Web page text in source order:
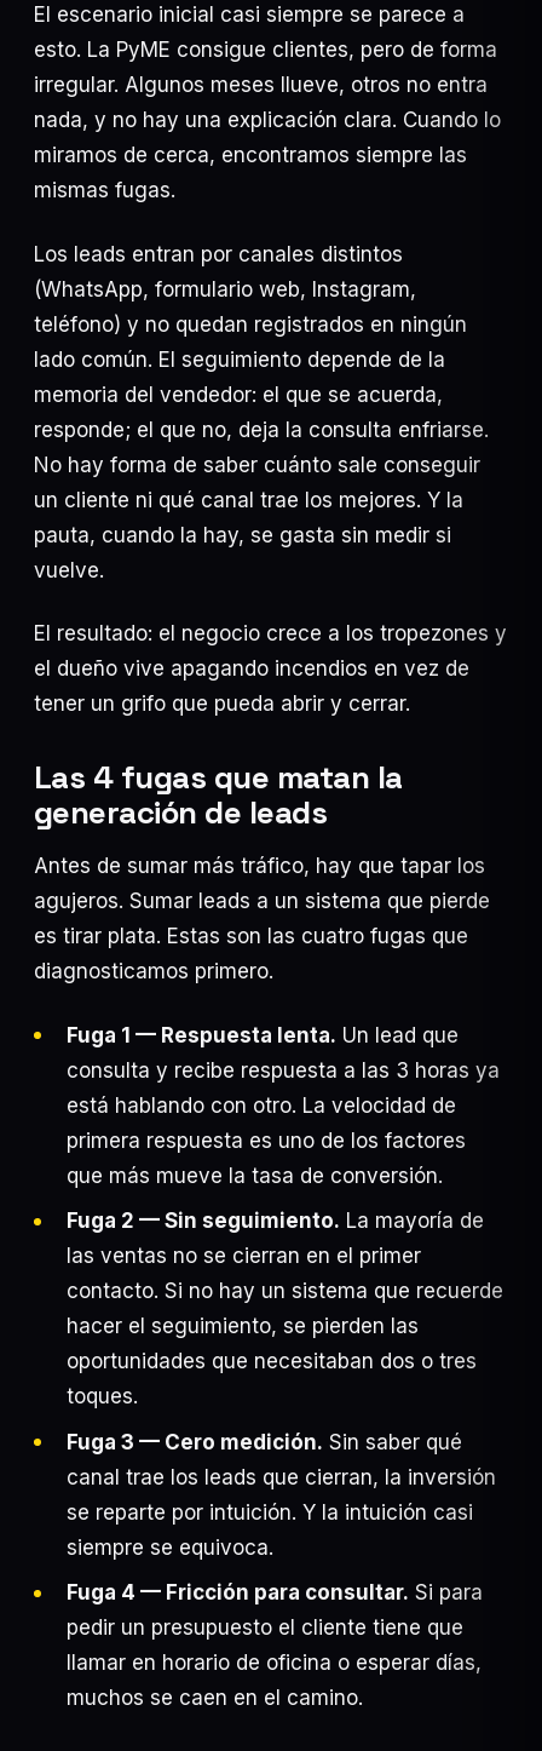
El escenario inicial casi siempre se parece a
esto. La PyME consigue clientes, pero de forma
irregular. Algunos meses llueve, otros no entra
nada, y no hay una explicación clara. Cuando lo
miramos de cerca, encontramos siempre las
mismas fugas.
Los leads entran por canales distintos
(WhatsApp, formulario web, Instagram,
teléfono) y no quedan registrados en ningún
lado común. El seguimiento depende de la
memoria del vendedor: el que se acuerda,
responde; el que no, deja la consulta enfriarse.
No hay forma de saber cuánto sale conseguir
un cliente ni qué canal trae los mejores. Y la
pauta, cuando la hay, se gasta sin medir si
vuelve.
El resultado: el negocio crece a los tropezones y
el dueño vive apagando incendios en vez de
tener un grifo que pueda abrir y cerrar.
Las 4 fugas que matan la
generación de leads
Antes de sumar más tráfico, hay que tapar los
agujeros. Sumar leads a un sistema que pierde
es tirar plata. Estas son las cuatro fugas que
diagnosticamos primero.
Fuga 1 — Respuesta lenta. Un lead que
consulta y recibe respuesta a las 3 horas ya
está hablando con otro. La velocidad de
primera respuesta es uno de los factores
que más mueve la tasa de conversión.
Fuga 2 — Sin seguimiento. La mayoría de
las ventas no se cierran en el primer
contacto. Si no hay un sistema que recuerde
hacer el seguimiento, se pierden las
oportunidades que necesitaban dos o tres
toques.
Fuga 3 — Cero medición. Sin saber qué
canal trae los leads que cierran, la inversión
se reparte por intuición. Y la intuición casi
siempre se equivoca.
Fuga 4 — Fricción para consultar. Si para
pedir un presupuesto el cliente tiene que
llamar en horario de oficina o esperar días,
muchos se caen en el camino.
Web y sistema de puntos para gastronómicos:
dejá de depender…
24 JUL 2026
Desarrollo web para empresas de vía pública:
inventario, mapas y…
Suscribirme
WHATSAPP DIRECTO